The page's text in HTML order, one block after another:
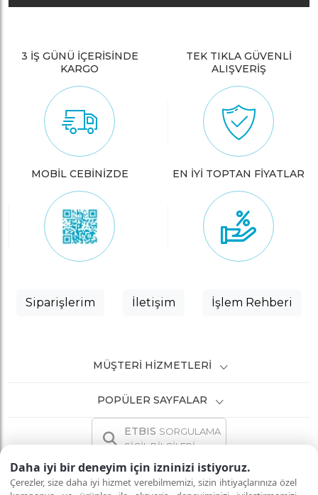
Daha iyi bir deneyim için izninizi istiyoruz.
Çerezler, size daha iyi hizmet verebilmemizi, sizin ihtiyaçlarınıza özel
3 İŞ GÜNÜ İÇERİSİNDE
KARGO
TEK TIKLA GÜVENLİ
ALIŞVERİŞ
MOBİL CEBİNİZDE EN İYİ TOPTAN FİYATLAR
Siparişlerim İletişim İşlem Rehberi
MÜŞTERI HIZMETLERI
POPÜLER SAYFALAR
ETBIS SORGULAMA
SİCİL BİLGİLERİ